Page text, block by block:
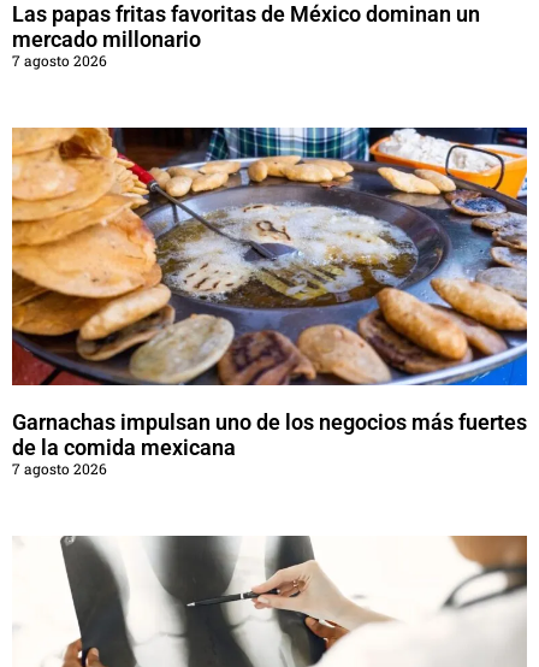
Las papas fritas favoritas de México dominan un
mercado millonario
7 agosto 2026
Garnachas impulsan uno de los negocios más fuertes
de la comida mexicana
7 agosto 2026